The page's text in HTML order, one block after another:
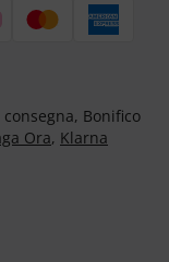
Bonifico
Ora, Klarna